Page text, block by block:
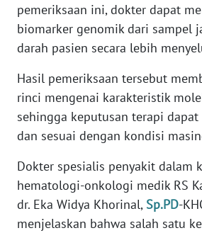
pemeriksaan ini, dokter dapat
biomarker genomik dari sampel
darah pasien secara lebih
Hasil pemeriksaan tersebut
rinci mengenai karakteristik
sehingga keputusan terapi
dan sesuai dengan kondisi
Dokter spesialis penyakit dalam
hematologi-onkologi medik RS
dr. Eka Widya Khorinal, Sp.PD-
menjelaskan bahwa salah satu
KEPRI
WN
PAPUA
WN
PAPUA
WN
RIAU